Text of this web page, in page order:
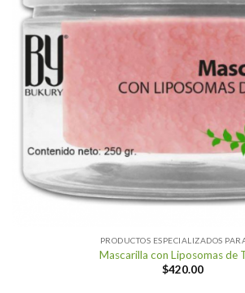
PRODUCTOS ESPECIALIZADOS
Mascarilla con Liposomas de
$420.00